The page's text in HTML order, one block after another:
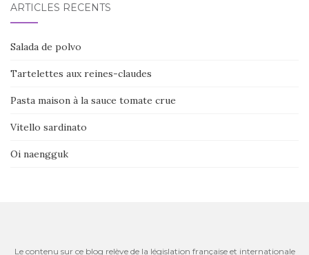
ARTICLES RÉCENTS
Salada de polvo
Tartelettes aux reines-claudes
Pasta maison à la sauce tomate crue
Vitello sardinato
Oi naengguk
Le contenu sur ce blog relève de la législation française et internationale